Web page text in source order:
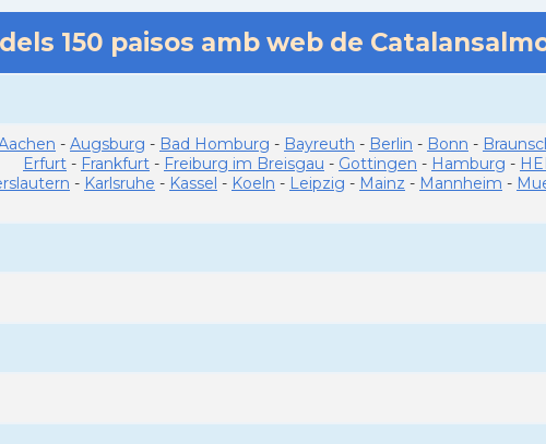
150 paisos amb web de
- Augsburg - Bad Homburg - Bayreuth - Berlin - Bonn -
Erfurt - Frankfurt - Freiburg im Breisgau - Gottingen - Hamburg -
- Karlsruhe - Kassel - Koeln - Leipzig - Mainz - Mannheim -